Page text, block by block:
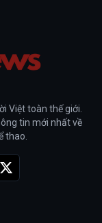
Việt toàn thế giới.
tin mới nhất về
thao.